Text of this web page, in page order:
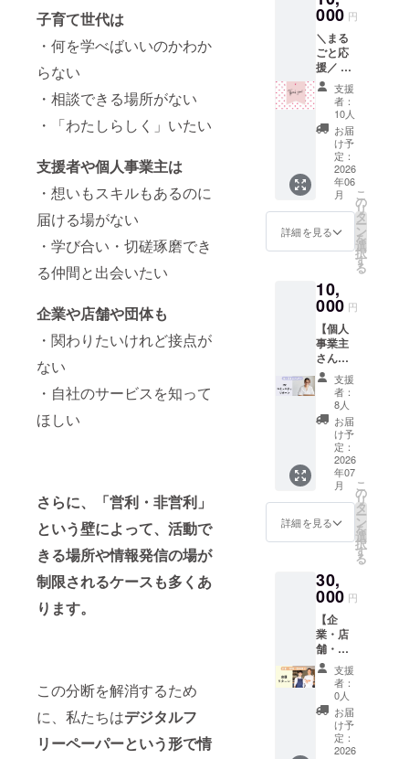
子育て世代は
・何を学べばいいのかわか
らない
・相談できる場所がない
・「わたしらしく」いたい
支援者や個人事業主は
・想いもスキルもあるのに
届ける場がない
・学び合い・切磋琢磨でき
る仲間と出会いたい
企業や店舗や団体も
・関わりたいけれど接点が
ない
・自社のサービスを知って
ほしい
さらに、「営利・非営利」
という壁によって、活動で
きる場所や情報発信の場が
制限されるケースも多くあ
ります。
この分断を解消するため
に、私たちはデジタルフ
リーペーパーという形で情
在費は
各自で
ご負担
くださ
い。 ・
詳細は
プロ
ジェク
ト終了
後に
メール
で連絡
しま
す。
ページ
にお名
前＋100
字紹介
文を記
載 ＊掲
載期
間：
2026年
7月1日
から事
業が存
続する
限り掲
載 ＊掲
載方
100字紹
介文を
記載 ＊
注意事
項：掲
載する
お名
前・ロ
ゴやバ
ナーな
どの画
像の受
け渡し
につい
ては、
プロ
ジェク
ト終了
ルをご
確認く
ださ
い。
000 円
＼まる
ごと応
援／ こ
ちらの
リター
ンでご
支援い
ただい
た方に
は、感
謝の気
持ちを
込めた
メッ
セージ
をお送
す。 こ
のリ
ターン
は「ま
るごと
応援
1,000
円」
「まる
ごと応
援3,000
円」円
のリ
ターン
と同じ
内容に
なりま
支援
者：
10人
お届
け予
定：
2026
年06
月
詳細を見る
こ
の
リ
タ
ー
ン
を
選
択
す
る
10,
000 円
【個人
事業主
さん向
け：PR
＆コ
ミュニ
ティ参
加リ
ター
ン】 ・
お礼
メッ
セージ
・ポス
トカー
ド ・ク
ンサン
クス
ページ
にお名
前＋100
字紹介
文を記
載 ＊掲
載期
間：
2026年
7月1日
から事
支援
者：
8人
お届
け予
定：
2026
年07
月
詳細を見る
こ
の
リ
タ
ー
ン
を
選
択
す
る
30,
000 円
【企
業・店
舗・団
体向
け：応
援リ
ター
ン】 ・
お礼
メッ
支援
者：
0人
お届
け予
定：
2026